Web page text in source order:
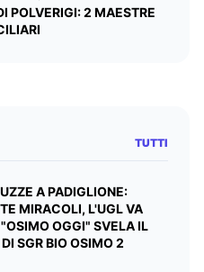
POLVERIGI: 2 MAESTRE
TUTTI
A PADIGLIONE:
MIRACOLI, L'UGL VA
OGGI" SVELA IL
SGR BIO OSIMO 2